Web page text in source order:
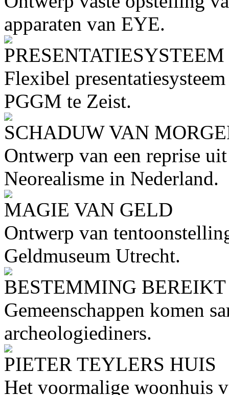
apparaten van EYE.
PRESENTATIESYSTEEM
Flexibel
PGGM te Zeist.
SCHADUW VAN
Ontwerp van een reprise
Neorealisme in Nederland.
MAGIE VAN GELD
Ontwerp van
Geldmuseum Utrecht.
BESTEMMING BEREIKT
Gemeenschappen komen
archeologiediners.
PIETER TEYLERS HUIS
Het voormalige woonhuis